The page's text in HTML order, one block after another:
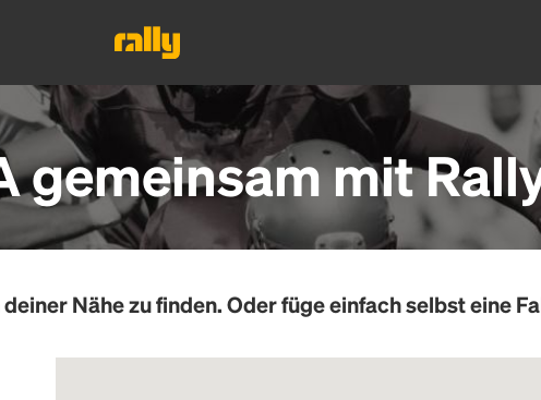
gemeinsam mit
deiner Nähe zu finden. Oder füge einfach selbst eine